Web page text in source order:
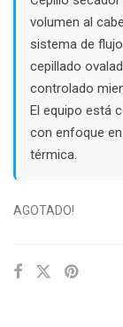
volumen al
sistema de
cepillado
controlado
El equipo está
con enfoque
térmica.
AGOTADO!